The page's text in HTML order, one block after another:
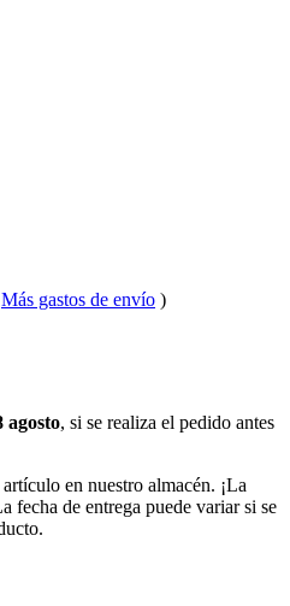
Más gastos de envío )
agosto, si se realiza el pedido antes
en nuestro almacén. ¡La
fecha de entrega puede variar si se